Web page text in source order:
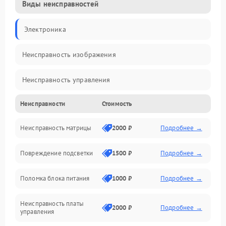
Виды неисправностей
Электроника
Неисправность изображения
Неисправность управления
Неисправность интерфейсов
Прочие неисправности
Неисправность звука
Механические повреждения
Неисправности Стоимость
Неисправность матрицы 2000 ₽ Подробнее →
Повреждение подсветки 1500 ₽ Подробнее →
Поломка блока питания 1000 ₽ Подробнее →
Неисправность платы
управления
2000 ₽ Подробнее →